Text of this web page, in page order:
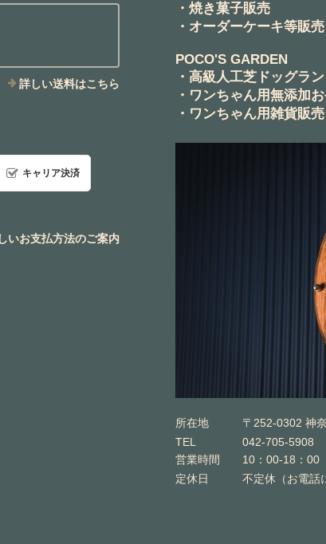
詳しい送料はこちら
キャリア決済
いお支払方法のご案内
・焼き菓子販売
・オーダーケーキ等販売
POCO'S GARDEN
・高級人工芝ドッグラ
・ワンちゃん用無添加
・ワンちゃん用雑貨販売
所在地
〒252-0302 神
TEL
042-705-5908
営業時間
10：00-18：00
定休日
不定休（お電話